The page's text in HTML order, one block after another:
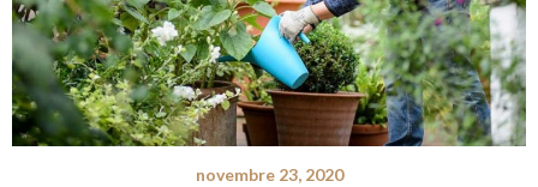
novembre 23, 2020